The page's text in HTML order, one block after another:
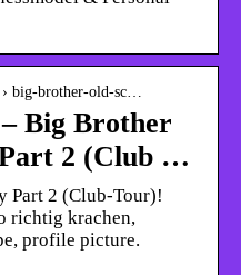
big-brother-old-sc…
Big Brother
2 (Club …
Part 2 (Club-Tour)!
richtig krachen,
profile picture.